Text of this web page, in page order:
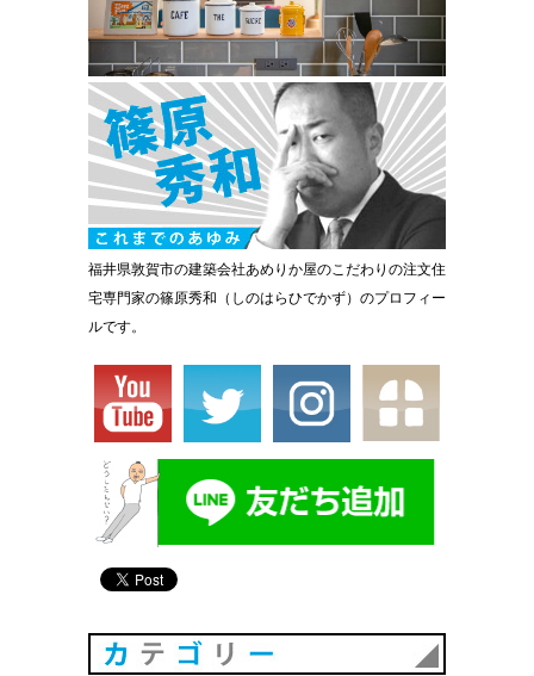
福井県敦賀市の建築会社あめりか屋のこだわりの注文住
宅専門家の篠原秀和（しのはらひでかず）のプロフィー
ルです。